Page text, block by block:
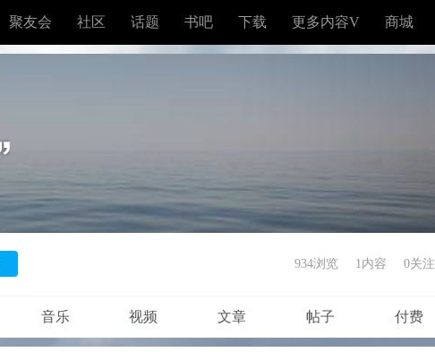
聚友会 社区 话题 书吧 下载 更多内容V 商城
934浏览 1内容 0关注
音乐 视频 文章 帖子 付费